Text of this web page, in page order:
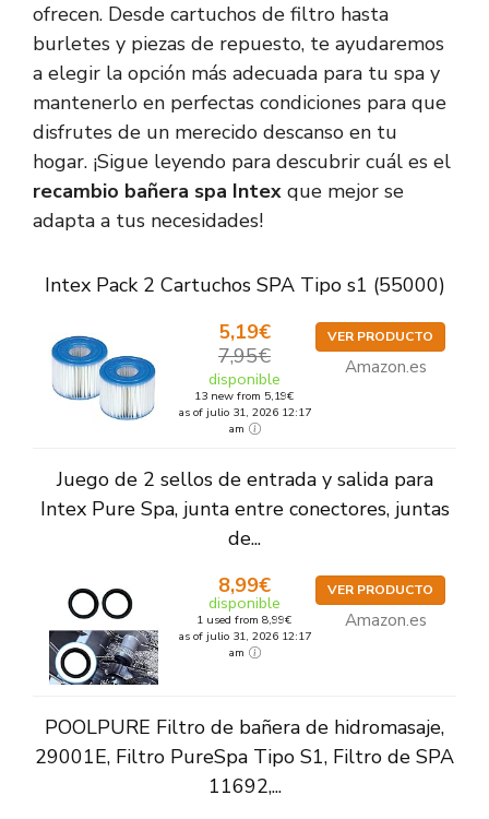
ofrecen. Desde cartuchos de filtro hasta
burletes y piezas de repuesto, te ayudaremos
a elegir la opción más adecuada para tu spa y
mantenerlo en perfectas condiciones para que
disfrutes de un merecido descanso en tu
hogar. ¡Sigue leyendo para descubrir cuál es el
recambio bañera spa Intex que mejor se
adapta a tus necesidades!
Intex Pack 2 Cartuchos SPA Tipo s1 (55000)
5,19€
7,95€
disponible
13 new from 5,19€
as of julio 31, 2026 12:17
am
VER PRODUCTO
Amazon.es
Juego de 2 sellos de entrada y salida para
Intex Pure Spa, junta entre conectores, juntas
de...
8,99€
disponible
1 used from 8,99€
as of julio 31, 2026 12:17
am
VER PRODUCTO
Amazon.es
POOLPURE Filtro de bañera de hidromasaje,
29001E, Filtro PureSpa Tipo S1, Filtro de SPA
11692,...